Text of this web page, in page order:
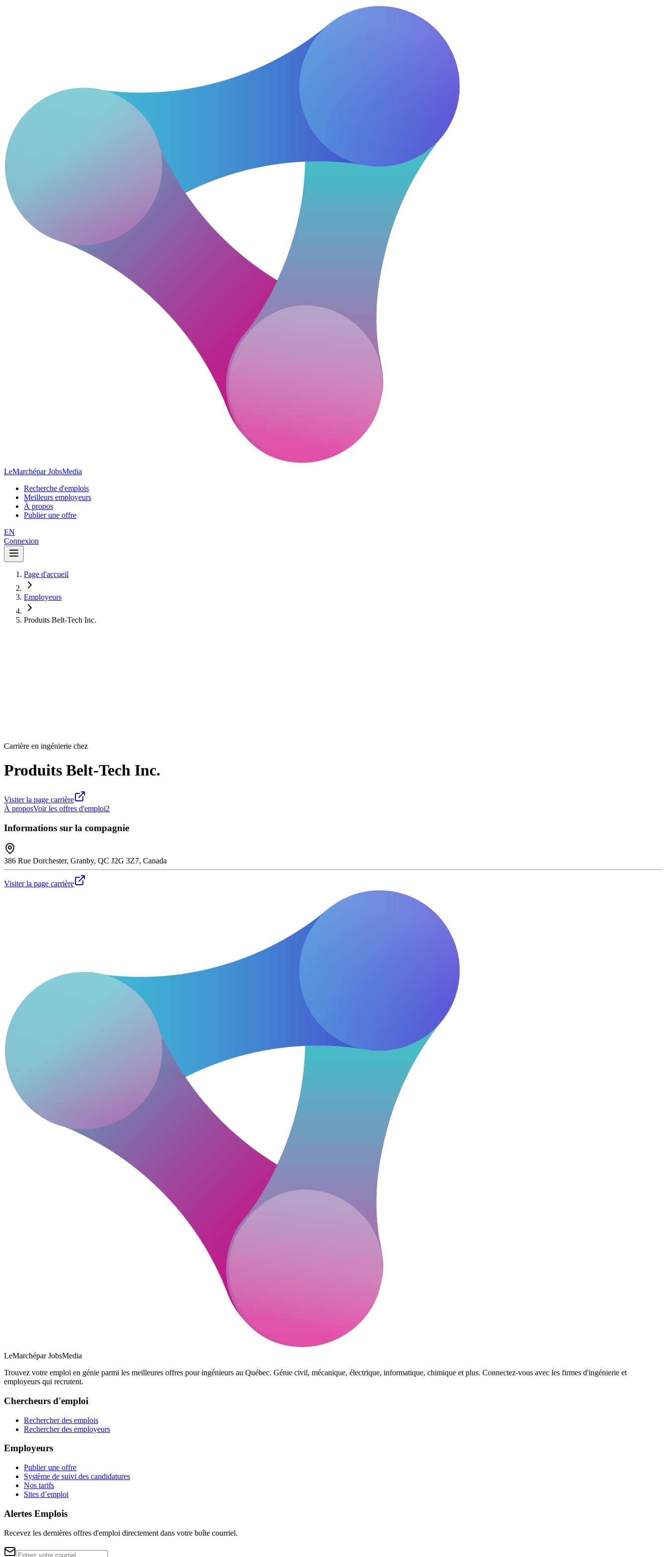
LeMarchépar JobsMedia
Recherche d'emplois
Meilleurs employeurs
À propos
Publier une offre
EN
Connexion
Page d'accueil
Employeurs
Produits Belt-Tech Inc.
Carrière en ingénierie chez
Produits Belt-Tech Inc.
Visiter la page carrière
À proposVoir les offres d'emploi2
Informations sur la compagnie
386 Rue Dorchester, Granby, QC J2G 3Z7, Canada
Visiter la page carrière
LeMarchépar JobsMedia
Trouvez votre emploi en génie parmi les meilleures offres pour ingénieurs au Québec. Génie civil, mécanique, électrique, informatique, chimique et plus. Connectez-vous avec les firmes d'ingénierie et
employeurs qui recrutent.
Chercheurs d'emploi
Rechercher des emplois
Rechercher des employeurs
Employeurs
Publier une offre
Système de suivi des candidatures
Nos tarifs
Sites d’emploi
Alertes Emplois
Recevez les dernières offres d'emploi directement dans votre boîte courriel.